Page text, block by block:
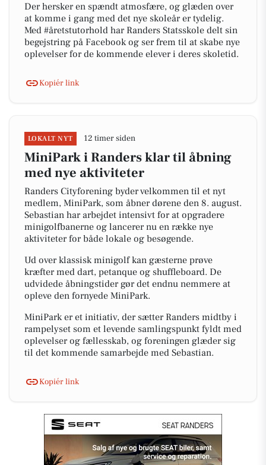
Der hersker en spændt atmosfære, og glæden over
at komme i gang med det nye skoleår er tydelig.
Med #åretstutorhold har Randers Statsskole delt sin
begejstring på Facebook og ser frem til at skabe nye
oplevelser for de kommende elever i deres skoletid.
Kopiér link
LOKALT NYT 12 timer siden
MiniPark i Randers klar til åbning
med nye aktiviteter
Randers Cityforening byder velkommen til et nyt
medlem, MiniPark, som åbner dørene den 8. august.
Sebastian har arbejdet intensivt for at opgradere
minigolfbanerne og lancerer nu en række nye
aktiviteter for både lokale og besøgende.
Ud over klassisk minigolf kan gæsterne prøve
kræfter med dart, petanque og shuffleboard. De
udvidede åbningstider gør det endnu nemmere at
opleve den fornyede MiniPark.
MiniPark er et initiativ, der sætter Randers midtby i
rampelyset som et levende samlingspunkt fyldt med
oplevelser og fællesskab, og foreningen glæder sig
til det kommende samarbejde med Sebastian.
Kopiér link